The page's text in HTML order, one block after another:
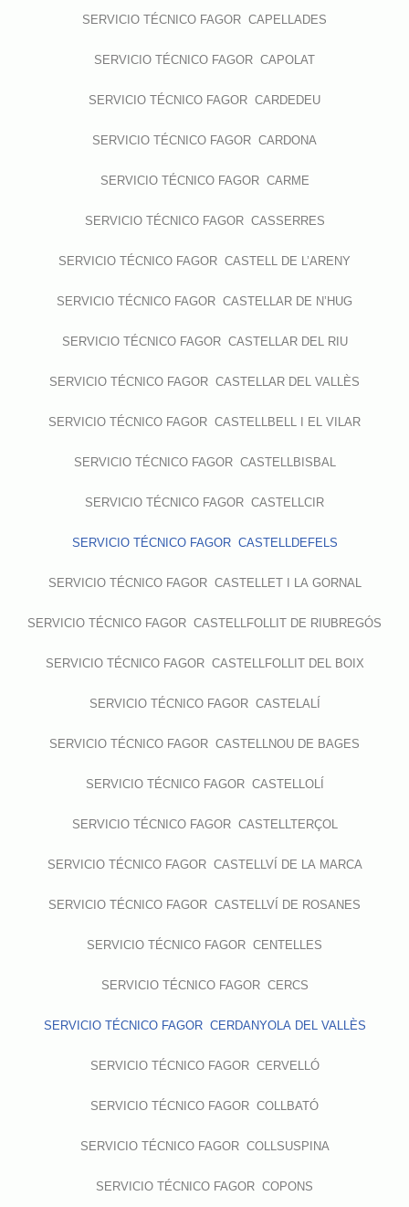
SERVICIO TÉCNICO FAGOR CAPELLADES
SERVICIO TÉCNICO FAGOR CAPOLAT
SERVICIO TÉCNICO FAGOR CARDEDEU
SERVICIO TÉCNICO FAGOR CARDONA
SERVICIO TÉCNICO FAGOR CARME
SERVICIO TÉCNICO FAGOR CASSERRES
SERVICIO TÉCNICO FAGOR CASTELL DE L’ARENY
SERVICIO TÉCNICO FAGOR CASTELLAR DE N’HUG
SERVICIO TÉCNICO FAGOR CASTELLAR DEL RIU
SERVICIO TÉCNICO FAGOR CASTELLAR DEL VALLÈS
SERVICIO TÉCNICO FAGOR CASTELLBELL I EL VILAR
SERVICIO TÉCNICO FAGOR CASTELLBISBAL
SERVICIO TÉCNICO FAGOR CASTELLCIR
SERVICIO TÉCNICO FAGOR CASTELLDEFELS
SERVICIO TÉCNICO FAGOR CASTELLET I LA GORNAL
SERVICIO TÉCNICO FAGOR CASTELLFOLLIT DE RIUBREGÓS
SERVICIO TÉCNICO FAGOR CASTELLFOLLIT DEL BOIX
SERVICIO TÉCNICO FAGOR CASTELALÍ
SERVICIO TÉCNICO FAGOR CASTELLNOU DE BAGES
SERVICIO TÉCNICO FAGOR CASTELLOLÍ
SERVICIO TÉCNICO FAGOR CASTELLTERÇOL
SERVICIO TÉCNICO FAGOR CASTELLVÍ DE LA MARCA
SERVICIO TÉCNICO FAGOR CASTELLVÍ DE ROSANES
SERVICIO TÉCNICO FAGOR CENTELLES
SERVICIO TÉCNICO FAGOR CERCS
SERVICIO TÉCNICO FAGOR CERDANYOLA DEL VALLÈS
SERVICIO TÉCNICO FAGOR CERVELLÓ
SERVICIO TÉCNICO FAGOR COLLBATÓ
SERVICIO TÉCNICO FAGOR COLLSUSPINA
SERVICIO TÉCNICO FAGOR COPONS